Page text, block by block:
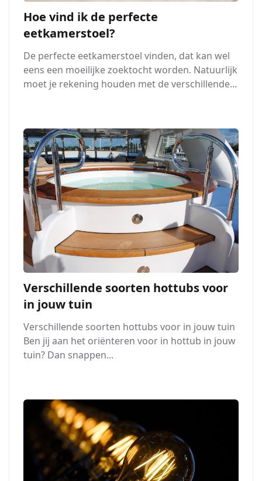
Hoe vind ik de perfecte
eetkamerstoel?
De perfecte eetkamerstoel vinden, dat kan wel
eens een moeilijke zoektocht worden. Natuurlijk
moet je rekening houden met de verschillende...
Verschillende soorten hottubs voor
in jouw tuin
Verschillende soorten hottubs voor in jouw tuin
Ben jij aan het oriënteren voor in hottub in jouw
tuin? Dan snappen...